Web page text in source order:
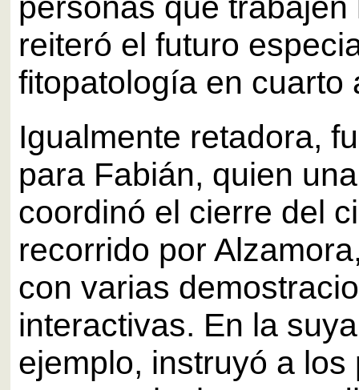
reiteró el futuro
fitopatología en cuarto
Igualmente retadora,
para Fabián, quien
coordinó el cierre del
recorrido por
con varias
interactivas. En la
ejemplo, instruyó a los